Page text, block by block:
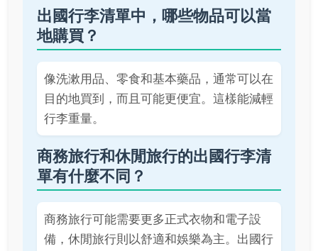
出國行李清單中，哪些物品可以當
地購買？
像洗漱用品、零食和基本藥品，通常可以在
目的地買到，而且可能更便宜。這樣能減輕
行李重量。
商務旅行和休閒旅行的出國行李清
單有什麼不同？
商務旅行可能需要更多正式衣物和電子設
備，休閒旅行則以舒適和娛樂為主。出國行